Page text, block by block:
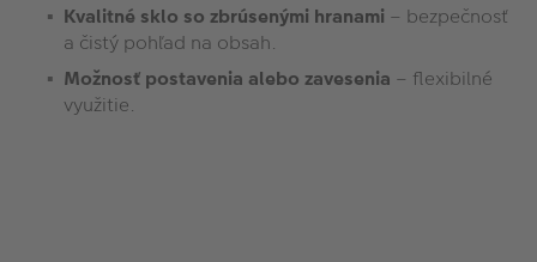
Kvalitné sklo so zbrúsenými hranami – bezpečnosť
a čistý pohľad na obsah.
Možnosť postavenia alebo zavesenia – flexibilné
využitie.